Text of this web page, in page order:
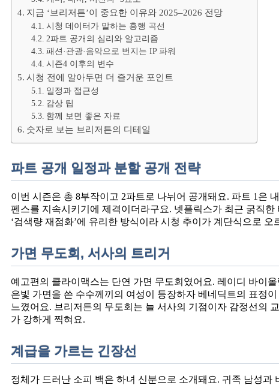
지금 ‘브리저튼’이 중요한 이유와 2025–2026 전망
시청 데이터가 말하는 흥행 곡선
2파트 공개의 심리와 알고리즘
패션·관광·음악으로 번지는 IP 파워
시즌4 이후의 변수
시청 전에 알아두면 더 즐거운 포인트
일정과 접근성
감상 팁
함께 보면 좋은 자료
숫자로 보는 브리저튼의 디테일
파트 공개 일정과 분할 공개 전략
이번 시즌은 총 8부작이고 2파트로 나뉘어 공개돼요. 파트 1은
펜스를 지속시키기에 제격이더라구요. 넷플릭스가 최근 굵직
‘검색량 재점화’에 유리한 방식이라 시청 추이가 계단식으로 오
가면 무도회, 서사의 트리거
예고편의 클라이맥스는 단연 가면 무도회였어요. 레이디 바이
은빛 가면을 쓴 수수께끼의 여성이 등장하자 베네딕트의 표정
느꼈어요. 브리저튼의 무도회는 늘 서사의 기점이자 감정선의
가 강하게 찍혀요.
계급을 가르는 긴장선
정체가 드러난 소피 백은 하녀 신분으로 소개돼요. 귀족 남성